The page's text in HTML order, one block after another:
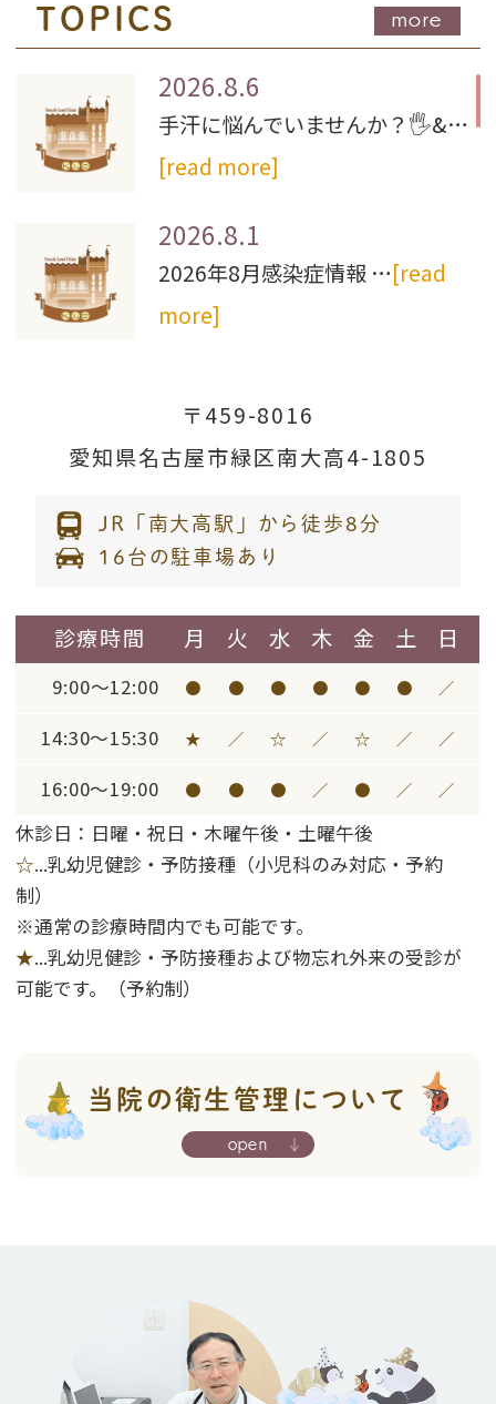
2026.07.13
白玉点滴についてのお知らせ
2026.07.13
日本脳炎ワクチンWeb予約再開のお知ら
2026.07.10
夏季休暇のお知らせ
日本脳炎ワクチン予約受付一時停止のお知
らせ
2026.04.08
おたふくワクチン予約一時停止のお知らせ
2026.03.09
2026年4月よりアブリスボが定期接種にな
ります
2026.02.27
にんにく注射について
2025.12.24
HPVワクチン(子宮頸がんワクチン)男性接
種開始のお知らせ
2025.10.06
2025.09.22
マイナンバーカードをご利用ください
当院のSNS・HP紹介★
2025.07.11
TOPICS more
2026.8.6
手汗に悩んでいませんか？🖐&…
[read more]
2026.8.1
2026年8月感染症情報 …[read
more]
価格改定のお知らせ 日頃より当
院にご来院い…[read more]
2025.12.24
HPVワクチン(子宮頸がんワクチ
ン)男性接種…[read more]
2025.7.29
〒459-8016
愛知県名古屋市緑区南大高4-1805
JR「南大高駅」から徒歩8分
16台の駐車場あり
診療時間 月 火 水 木 金 土 日
9:00～12:00 ● ● ● ● ● ● ／
14:30～15:30 ★ ／ ☆ ／ ☆ ／ ／
16:00～19:00 ● ● ● ／ ● ／ ／
休診日：日曜・祝日・木曜午後・土曜午後
☆...乳幼児健診・予防接種（小児科のみ対応・予約
制）
※通常の診療時間内でも可能です。
★...乳幼児健診・予防接種および物忘れ外来の受診が
可能です。（予約制）
当院の衛生管理について